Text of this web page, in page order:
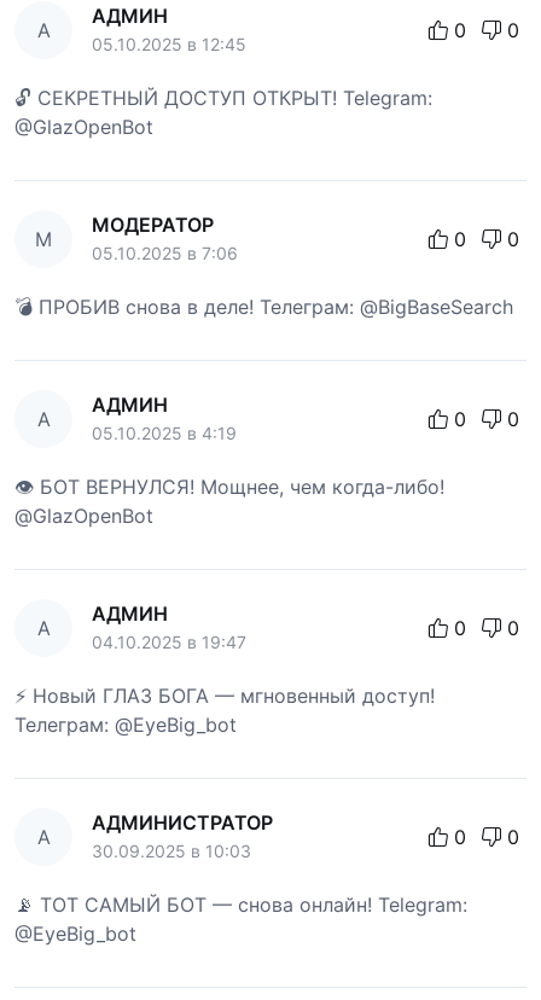
А
АДМИН
05.10.2025 в 12:45
0 0
🔓 СЕКРЕТНЫЙ ДОСТУП ОТКРЫТ! Telegram:
@GlazOpenBot
М
МОДЕРАТОР
05.10.2025 в 7:06
0 0
💣 ПРОБИВ снова в деле! Телеграм: @BigBaseSearch
А
АДМИН
05.10.2025 в 4:19
0 0
👁 БОТ ВЕРНУЛСЯ! Мощнее, чем когда-либо!
@GlazOpenBot
А
АДМИН
04.10.2025 в 19:47
0 0
⚡ Новый ГЛАЗ БОГА — мгновенный доступ!
Телеграм: @EyeBig_bot
А
АДМИНИСТРАТОР
30.09.2025 в 10:03
0 0
📡 ТОТ САМЫЙ БОТ — снова онлайн! Telegram:
@EyeBig_bot